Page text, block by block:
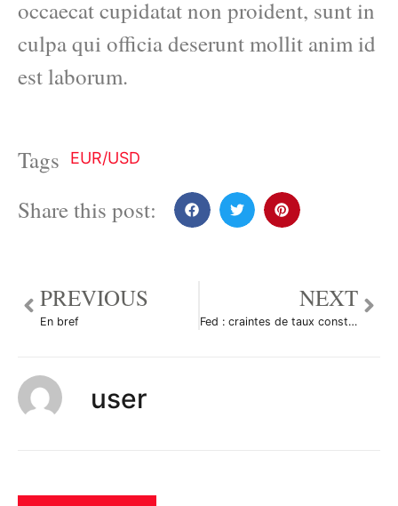
occaecat cupidatat non proident, sunt in
culpa qui officia deserunt mollit anim id
est laborum.
Tags EUR/USD
Share this post:
PREVIOUS
En bref
NEXT
Fed : craintes de taux constants jusqu’en 2012
user